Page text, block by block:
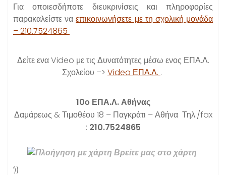
Για οποιεσδήποτε διευκρινίσεις και πληροφορίες
παρακαλείστε ναεπικοινωνήσετε με τη σχολική μονάδα
– 210.7524865
Δείτε ενα Video με τις Δυνατότητες μέσω ενος ΕΠΑ.Λ.
Σχολείου –> Video ΕΠΑ.Λ. .
10ο ΕΠΑ.Λ. Αθήνας
Δαμάρεως & Τιμοθέου 18 – Παγκράτι – Αθήνα Τηλ./fax
: 210.7524865
Βρείτε μας στο χάρτη
')}